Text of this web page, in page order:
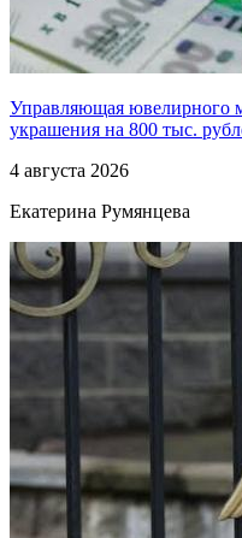
Управляющая ювелирного
украшения на 800 тыс.
4 августа 2026
Екатерина Румянцева